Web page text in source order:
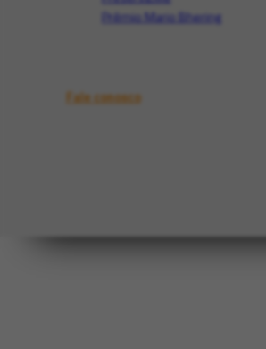
Prêmio Mario Bhering
Fale conosco